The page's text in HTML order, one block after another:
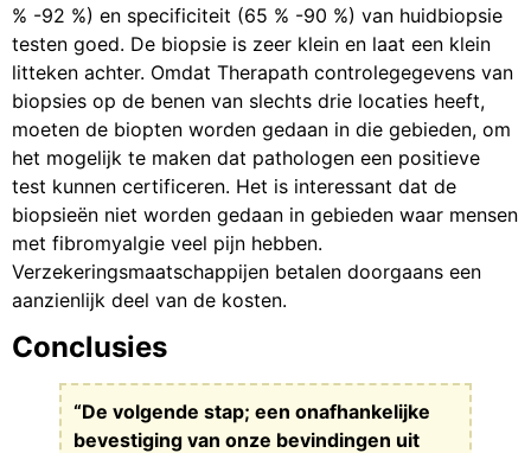
% -92 %) en specificiteit (65 % -90 %) van huidbiopsie
testen goed. De biopsie is zeer klein en laat een klein
litteken achter. Omdat Therapath controlegegevens van
biopsies op de benen van slechts drie locaties heeft,
moeten de biopten worden gedaan in die gebieden, om
het mogelijk te maken dat pathologen een positieve
test kunnen certificeren. Het is interessant dat de
biopsieën niet worden gedaan in gebieden waar mensen
met fibromyalgie veel pijn hebben.
Verzekeringsmaatschappijen betalen doorgaans een
aanzienlijk deel van de kosten.
Conclusies
“De volgende stap; een onafhankelijke
bevestiging van onze bevindingen uit